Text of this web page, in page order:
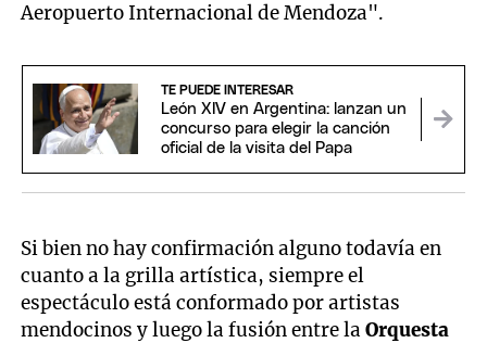
Aeropuerto Internacional de Mendoza".
TE PUEDE INTERESAR
León XIV en Argentina: lanzan un
concurso para elegir la canción
oficial de la visita del Papa
Si bien no hay confirmación alguno todavía en
cuanto a la grilla artística, siempre el
espectáculo está conformado por artistas
mendocinos y luego la fusión entre laOrquesta